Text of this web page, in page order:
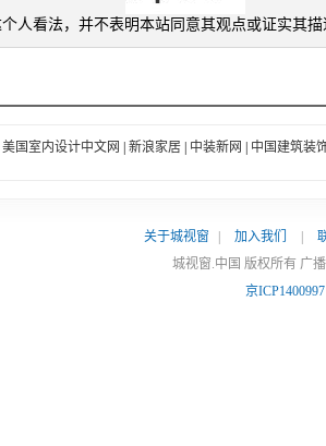
个人看法，并不表明本站同意其观点或证实其
美国室内设计中文网 新浪家居 中装新网 中国建筑装
关于城视窗 加入我们
城视窗.中国 版权所有 广
京